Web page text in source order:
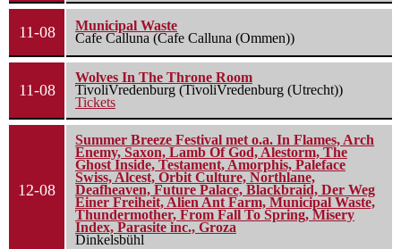
11-08
Municipal Waste
Cafe Calluna (Cafe Calluna (Ommen))
11-08
Wolves In The Throne Room
TivoliVredenburg (TivoliVredenburg (Utrecht))
Tickets
12-08
Summer Breeze Festival met o.a. In Flames, Arch
Enemy, Saxon, Lamb Of God, Alestorm, The
Ghost Inside, Testament, Amorphis, Paleface
Swiss, Alcest, Orbit Culture, Northlane,
Deafheaven, Future Palace, Blackbraid, Der Weg
Einer Freiheit, Alien Ant Farm, Municipal Waste,
Thundermother, From Fall To Spring, Misery
Index, Parasite inc., Groza
Dinkelsbühl